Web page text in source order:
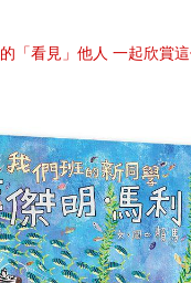
「看見」他人 一起欣賞